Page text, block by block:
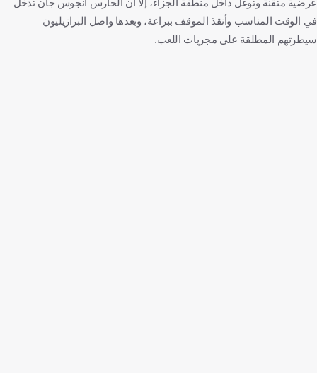
في الوقت المناسب وأنقذ الموقف ببراعة، وبعدها واصل البرازيليون
سيطرتهم المطلقة على مجريات اللعب.